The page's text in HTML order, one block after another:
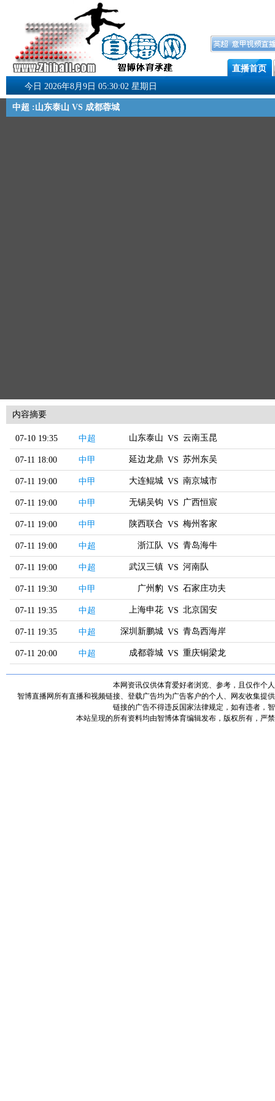
直播首页
今日 2026年8月9日 05:30:03 星期日
中超 :山东泰山 VS 成都蓉城
内容摘要
07-10 19:35 中超 山东泰山 VS 云南玉昆
07-11 18:00 中甲 延边龙鼎 VS 苏州东吴
07-11 19:00 中甲 大连鲲城 VS 南京城市
07-11 19:00 中甲 无锡吴钩 VS 广西恒宸
07-11 19:00 中甲 陕西联合 VS 梅州客家
07-11 19:00 中超 浙江队 VS 青岛海牛
07-11 19:00 中超 武汉三镇 VS 河南队
07-11 19:30 中甲 广州豹 VS 石家庄功夫
07-11 19:35 中超 上海申花 VS 北京国安
07-11 19:35 中超 深圳新鹏城 VS 青岛西海岸
07-11 20:00 中超 成都蓉城 VS 重庆铜梁龙
本网资讯仅供体育爱好者浏览、参考，且仅作个
智博直播网所有直播和视频链接、登载广告均为广告客户的个人、网友收集提
链接的广告不得违反国家法律规定，如有违者，
本站呈现的所有资料均由智博体育编辑发布，版权所有，严